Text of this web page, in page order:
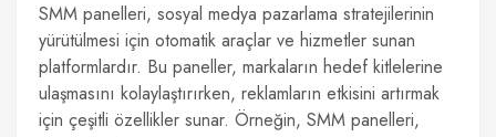
SMM panelleri, sosyal medya pazarlama stratejilerinin
yürütülmesi için otomatik araçlar ve hizmetler sunan
platformlardır. Bu paneller, markaların hedef kitlelerine
ulaşmasını kolaylaştırırken, reklamların etkisini artırmak
için çeşitli özellikler sunar. Örneğin, SMM panelleri,